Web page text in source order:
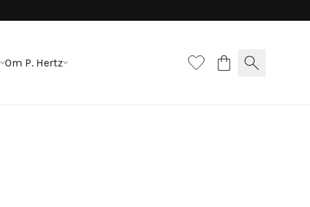
Om P. Hertz